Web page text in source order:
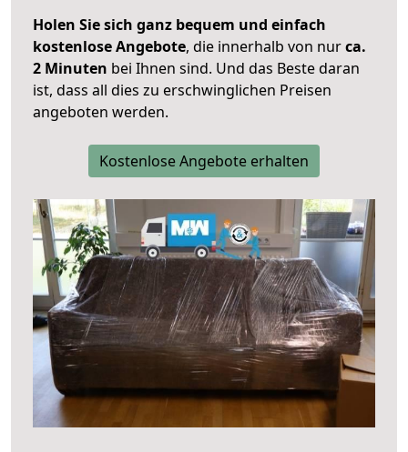
Holen Sie sich ganz bequem und einfach
kostenlose Angebote, die innerhalb von nurca.
2 Minuten bei Ihnen sind. Und das Beste daran
ist, dass all dies zu erschwinglichen Preisen
angeboten werden.
Kostenlose Angebote erhalten